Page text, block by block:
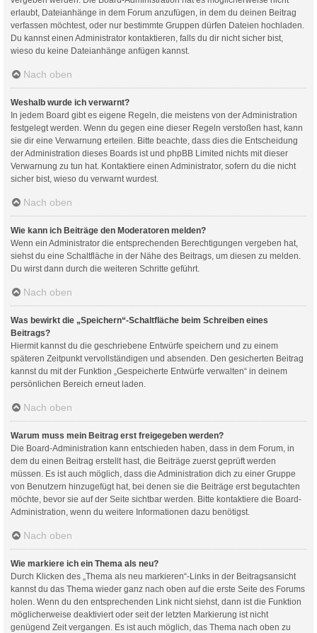
erlaubt, Dateianhänge in dem Forum anzufügen, in dem du deinen Beitrag
verfassen möchtest, oder nur bestimmte Gruppen dürfen Dateien hochladen.
Du kannst einen Administrator kontaktieren, falls du dir nicht sicher bist,
wieso du keine Dateianhänge anfügen kannst.
Nach oben
Weshalb wurde ich verwarnt?
In jedem Board gibt es eigene Regeln, die meistens von der Administration
festgelegt werden. Wenn du gegen eine dieser Regeln verstoßen hast, kann
sie dir eine Verwarnung erteilen. Bitte beachte, dass dies die Entscheidung
der Administration dieses Boards ist und phpBB Limited nichts mit dieser
Verwarnung zu tun hat. Kontaktiere einen Administrator, sofern du die nicht
sicher bist, wieso du verwarnt wurdest.
Nach oben
Wie kann ich Beiträge den Moderatoren melden?
Wenn ein Administrator die entsprechenden Berechtigungen vergeben hat,
siehst du eine Schaltfläche in der Nähe des Beitrags, um diesen zu melden.
Du wirst dann durch die weiteren Schritte geführt.
Nach oben
Was bewirkt die „Speichern“-Schaltfläche beim Schreiben eines
Beitrags?
Hiermit kannst du die geschriebene Entwürfe speichern und zu einem
späteren Zeitpunkt vervollständigen und absenden. Den gesicherten Beitrag
kannst du mit der Funktion „Gespeicherte Entwürfe verwalten“ in deinem
persönlichen Bereich erneut laden.
Nach oben
Warum muss mein Beitrag erst freigegeben werden?
Die Board-Administration kann entschieden haben, dass in dem Forum, in
dem du einen Beitrag erstellt hast, die Beiträge zuerst geprüft werden
müssen. Es ist auch möglich, dass die Administration dich zu einer Gruppe
von Benutzern hinzugefügt hat, bei denen sie die Beiträge erst begutachten
möchte, bevor sie auf der Seite sichtbar werden. Bitte kontaktiere die Board-
Administration, wenn du weitere Informationen dazu benötigst.
Nach oben
Wie markiere ich ein Thema als neu?
Durch Klicken des „Thema als neu markieren“-Links in der Beitragsansicht
kannst du das Thema wieder ganz nach oben auf die erste Seite des Forums
holen. Wenn du den entsprechenden Link nicht siehst, dann ist die Funktion
möglicherweise deaktiviert oder seit der letzten Markierung ist nicht
genügend Zeit vergangen. Es ist auch möglich, das Thema nach oben zu